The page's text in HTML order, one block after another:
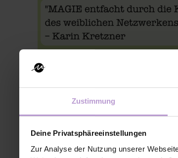
Zustimmung
Deine Privatsphäreeinstellungen
Zur Analyse der Nutzung unserer
Mache dir
The biggest
Ein großer Dank geht raus an alle